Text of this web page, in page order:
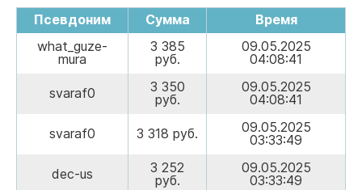
Псевдоним Сумма
Время
what_guze-
mura
3 385
руб.
09.05.2025
04:08:41
svaraf0
3 350
руб.
09.05.2025
04:08:41
svaraf0 3 318 руб.
09.05.2025
03:33:49
dec-us
3 252
руб.
09.05.2025
03:33:49